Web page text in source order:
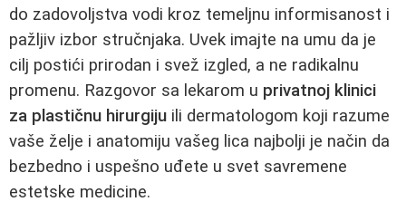
do zadovoljstva vodi kroz temeljnu informisanost i
pažljiv izbor stručnjaka. Uvek imajte na umu da je
cilj postići prirodan i svež izgled, a ne radikalnu
promenu. Razgovor sa lekarom u privatnoj klinici
za plastičnu hirurgiju ili dermatologom koji razume
vaše želje i anatomiju vašeg lica najbolji je način da
bezbedno i uspešno uđete u svet savremene
estetske medicine.